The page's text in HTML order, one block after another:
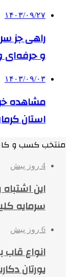
۱۴۰۳/۰۹/۲۷
راهی جز
و حرفه‌ای
۱۴۰۳/۰۹/۰۳
مشاهده
استان
منتخب کسب و
4 روز پیش
این
سرمایه
6 روز پیش
انواع قاب
یورتان